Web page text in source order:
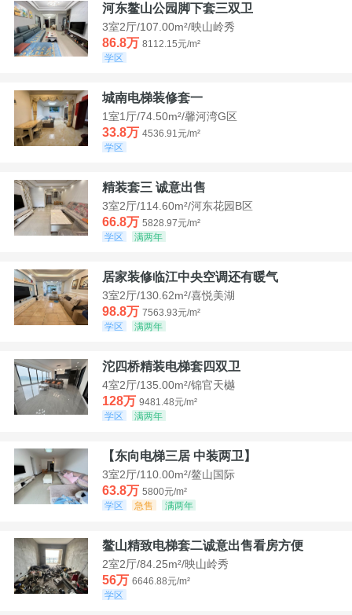
河东鳌山公园脚下套三双卫
3室2厅/107.00m²/映山岭秀
86.8万 8112.15元/m²
学区
城南电梯装修套一
1室1厅/74.50m²/馨河湾G区
33.8万 4536.91元/m²
学区
精装套三 诚意出售
3室2厅/114.60m²/河东花园B区
66.8万 5828.97元/m²
学区
满两年
居家装修临江中央空调还有暖气
3室2厅/130.62m²/喜悦美湖
98.8万 7563.93元/m²
学区
满两年
沱四桥精装电梯套四双卫
4室2厅/135.00m²/锦官天樾
128万 9481.48元/m²
学区
满两年
【东向电梯三居 中装两卫】
3室2厅/110.00m²/鳌山国际
63.8万 5800元/m²
学区
急售 满两年
鳌山精致电梯套二诚意出售看房方便
2室2厅/84.25m²/映山岭秀
56万 6646.88元/m²
学区